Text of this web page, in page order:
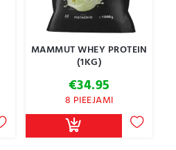
MAMMUT WHEY PROTEIN
(1KG)
€34.95
8 PIEEJAMI